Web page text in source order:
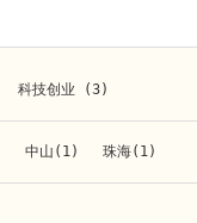
科技创业 (3)
中山(1) 珠海(1)